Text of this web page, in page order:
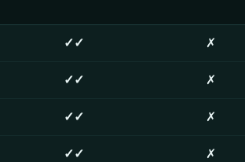
✓✓ ✗
✓✓ ✗
✓✓ ✗
✓✓ ✗